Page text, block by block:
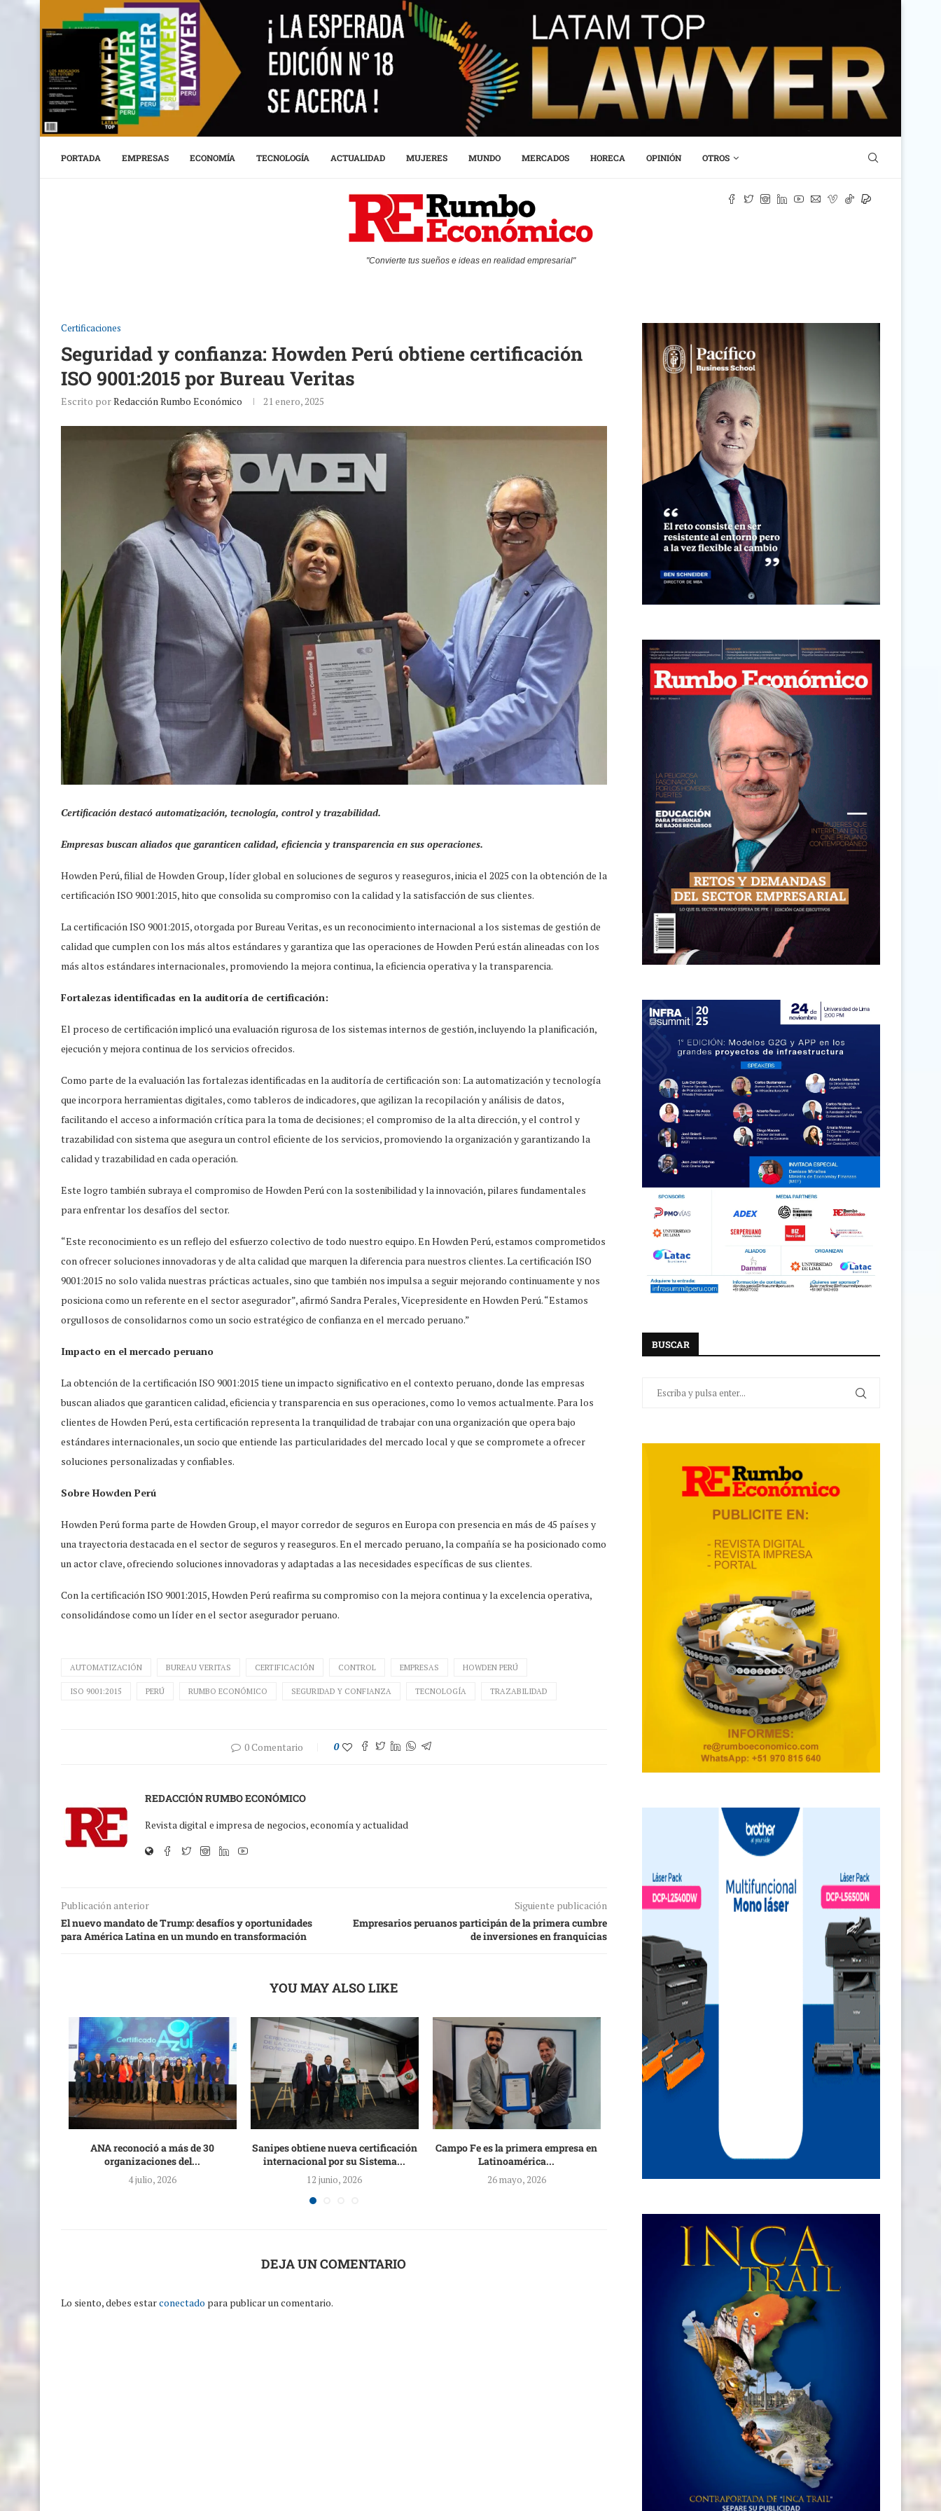
PORTADA EMPRESAS ECONOMÍA TECNOLOGÍA ACTUALIDAD MUJERES MUNDO MERCADOS HORECA OPINIÓN OTROS
"Convierte tus sueños e ideas en realidad empresarial"
Certificaciones
Seguridad y confianza: Howden Perú obtiene certificación
ISO 9001:2015 por Bureau Veritas
Escrito porRedacción Rumbo Económico 21 enero, 2025
Certificación destacó automatización, tecnología, control y trazabilidad.
Empresas buscan aliados que garanticen calidad, eficiencia y transparencia en sus operaciones.
Howden Perú, filial de Howden Group, líder global en soluciones de seguros y reaseguros, inicia el 2025 con la obtención de la
certificación ISO 9001:2015, hito que consolida su compromiso con la calidad y la satisfacción de sus clientes.
La certificación ISO 9001:2015, otorgada por Bureau Veritas, es un reconocimiento internacional a los sistemas de gestión de
calidad que cumplen con los más altos estándares y garantiza que las operaciones de Howden Perú están alineadas con los
más altos estándares internacionales, promoviendo la mejora continua, la eficiencia operativa y la transparencia.
Fortalezas identificadas en la auditoría de certificación:
El proceso de certificación implicó una evaluación rigurosa de los sistemas internos de gestión, incluyendo la planificación,
ejecución y mejora continua de los servicios ofrecidos.
Como parte de la evaluación las fortalezas identificadas en la auditoría de certificación son: La automatización y tecnología
que incorpora herramientas digitales, como tableros de indicadores, que agilizan la recopilación y análisis de datos,
facilitando el acceso a información crítica para la toma de decisiones; el compromiso de la alta dirección, y el control y
trazabilidad con sistema que asegura un control eficiente de los servicios, promoviendo la organización y garantizando la
calidad y trazabilidad en cada operación.
Este logro también subraya el compromiso de Howden Perú con la sostenibilidad y la innovación, pilares fundamentales
para enfrentar los desafíos del sector.
“Este reconocimiento es un reflejo del esfuerzo colectivo de todo nuestro equipo. En Howden Perú, estamos comprometidos
con ofrecer soluciones innovadoras y de alta calidad que marquen la diferencia para nuestros clientes. La certificación ISO
9001:2015 no solo valida nuestras prácticas actuales, sino que también nos impulsa a seguir mejorando continuamente y nos
posiciona como un referente en el sector asegurador”, afirmó Sandra Perales, Vicepresidente en Howden Perú. “Estamos
orgullosos de consolidarnos como un socio estratégico de confianza en el mercado peruano.”
Impacto en el mercado peruano
La obtención de la certificación ISO 9001:2015 tiene un impacto significativo en el contexto peruano, donde las empresas
buscan aliados que garanticen calidad, eficiencia y transparencia en sus operaciones, como lo vemos actualmente. Para los
clientes de Howden Perú, esta certificación representa la tranquilidad de trabajar con una organización que opera bajo
estándares internacionales, un socio que entiende las particularidades del mercado local y que se compromete a ofrecer
soluciones personalizadas y confiables.
Sobre Howden Perú
Howden Perú forma parte de Howden Group, el mayor corredor de seguros en Europa con presencia en más de 45 países y
una trayectoria destacada en el sector de seguros y reaseguros. En el mercado peruano, la compañía se ha posicionado como
un actor clave, ofreciendo soluciones innovadoras y adaptadas a las necesidades específicas de sus clientes.
Con la certificación ISO 9001:2015, Howden Perú reafirma su compromiso con la mejora continua y la excelencia operativa,
consolidándose como un líder en el sector asegurador peruano.
AUTOMATIZACIÓN BUREAU VERITAS CERTIFICACIÓN CONTROL EMPRESAS HOWDEN PERÚ
ISO 9001:2015 PERÚ RUMBO ECONÓMICO SEGURIDAD Y CONFIANZA TECNOLOGÍA TRAZABILIDAD
0 Comentario 0
REDACCIÓN RUMBO ECONÓMICO
Revista digital e impresa de negocios, economía y actualidad
Publicación anterior
El nuevo mandato de Trump: desafíos y oportunidades
para América Latina en un mundo en transformación
Siguiente publicación
Empresarios peruanos participán de la primera cumbre
de inversiones en franquicias
YOU MAY ALSO LIKE
ANA reconoció a más de 30
organizaciones del...
4 julio, 2026
Sanipes obtiene nueva certificación
internacional por su Sistema...
12 junio, 2026
Campo Fe es la primera empresa en
Latinoamérica...
26 mayo, 2026
PeruRail renueva certificaciones
internacionales para transporte de
24 febrero, 2026
DEJA UN COMENTARIO
Lo siento, debes estarconectado para publicar un comentario.
BUSCAR